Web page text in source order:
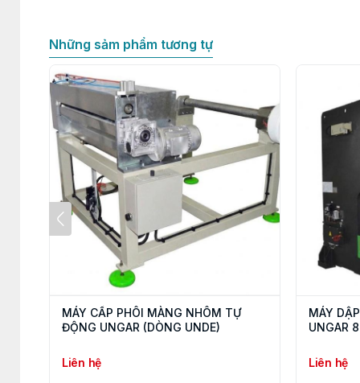
Những sảm phẩm tương tự
MÁY CẤP PHÔI MÀNG NHÔM TỰ
ĐỘNG UNGAR (DÒNG UNDE)
Liên hệ
MÁY
UNGAR
Liên hệ